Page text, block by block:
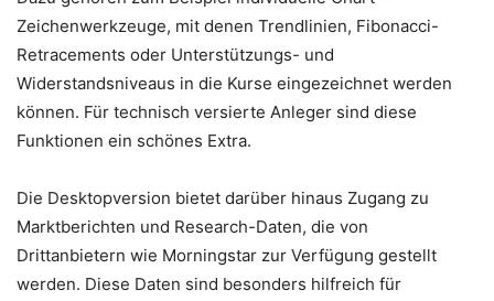
Zeichenwerkzeuge, mit denen Trendlinien, Fibonacci-
Retracements oder Unterstützungs- und
Widerstandsniveaus in die Kurse eingezeichnet werden
können. Für technisch versierte Anleger sind diese
Funktionen ein schönes Extra.
Die Desktopversion bietet darüber hinaus Zugang zu
Marktberichten und Research-Daten, die von
Drittanbietern wie Morningstar zur Verfügung gestellt
werden. Diese Daten sind besonders hilfreich für